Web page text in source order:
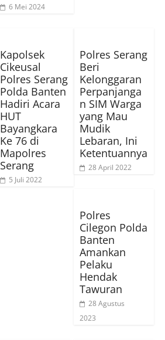
6 Mei 2024
Kapolsek
Cikeusal
Polres Serang
Polda Banten
Hadiri Acara
HUT
Bayangkara
Ke 76 di
Mapolres
Serang
5 Juli 2022
Polres Serang
Beri
Kelonggaran
Perpanjanga
n SIM Warga
yang Mau
Mudik
Lebaran, Ini
Ketentuannya
28 April 2022
Polres
Cilegon Polda
Banten
Amankan
Pelaku
Hendak
Tawuran
28 Agustus
2023